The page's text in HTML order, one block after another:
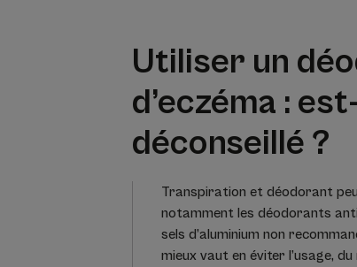
Utiliser un
d’eczéma :
déconseillé ?
Transpiration et déodorant
notamment les déodorants
sels d’aluminium non
mieux vaut en éviter l’usage,